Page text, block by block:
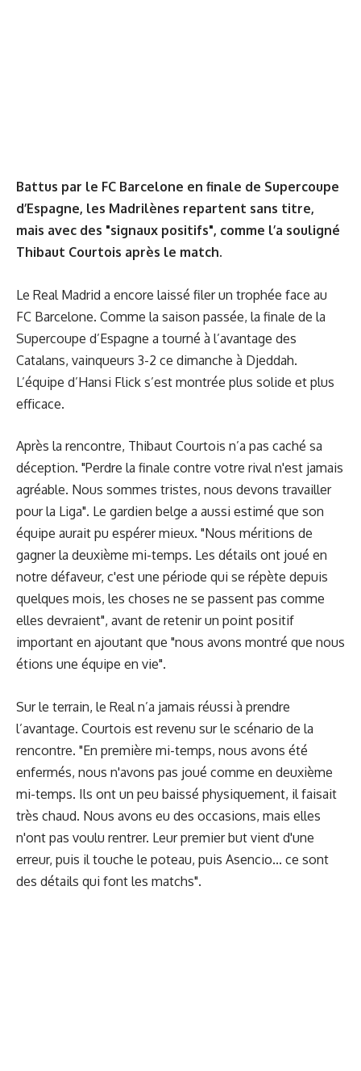
Battus par le FC Barcelone en finale de Supercoupe
d’Espagne, les Madrilènes repartent sans titre,
mais avec des "signaux positifs", comme l’a souligné
Thibaut Courtois après le match.
Le Real Madrid a encore laissé filer un trophée face au
FC Barcelone. Comme la saison passée, la finale de la
Supercoupe d’Espagne a tourné à l’avantage des
Catalans, vainqueurs 3-2 ce dimanche à Djeddah.
L’équipe d’Hansi Flick s’est montrée plus solide et plus
efficace.
Après la rencontre, Thibaut Courtois n’a pas caché sa
déception. "Perdre la finale contre votre rival n'est jamais
agréable. Nous sommes tristes, nous devons travailler
pour la Liga". Le gardien belge a aussi estimé que son
équipe aurait pu espérer mieux. "Nous méritions de
gagner la deuxième mi-temps. Les détails ont joué en
notre défaveur, c'est une période qui se répète depuis
quelques mois, les choses ne se passent pas comme
elles devraient", avant de retenir un point positif
important en ajoutant que "nous avons montré que nous
étions une équipe en vie".
Sur le terrain, le Real n’a jamais réussi à prendre
l’avantage. Courtois est revenu sur le scénario de la
rencontre. "En première mi-temps, nous avons été
enfermés, nous n'avons pas joué comme en deuxième
mi-temps. Ils ont un peu baissé physiquement, il faisait
très chaud. Nous avons eu des occasions, mais elles
n'ont pas voulu rentrer. Leur premier but vient d'une
erreur, puis il touche le poteau, puis Asencio... ce sont
des détails qui font les matchs".